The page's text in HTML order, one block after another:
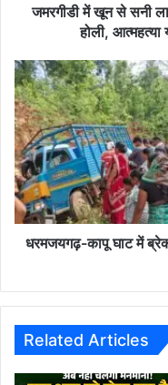
मानों
खेली
गई
होली,
आत्महत्या
या
हत्या?
जांच
में
जुटी
पुलिस....
जमरगीडी में खून से सनी
होली,
धरमजयगढ़-
कापू
घाट
में
ब्रेक
फेल
होने
से
दर्दनाक
हादसा,
चालक....
धरमजयगढ़-कापू घाट में
Related Articles